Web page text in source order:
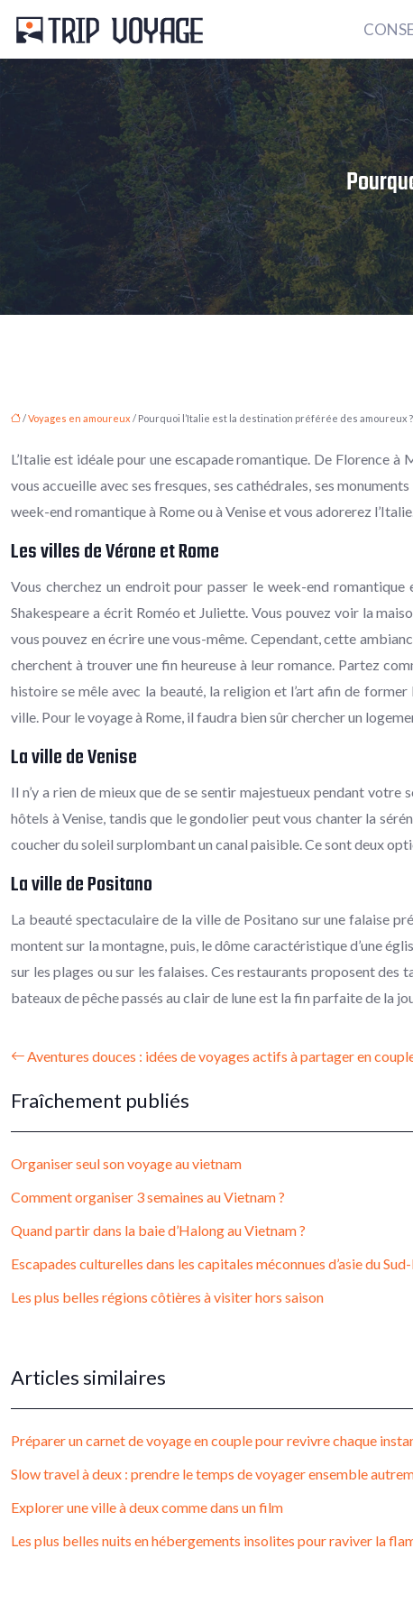
/Voyages en amoureux / Pourquoi l’Italie est la destination préférée des amoureux ?
L’Italie est idéale pour une escapade romantique. De Florence
vous accueille avec ses fresques, ses cathédrales, ses
week-end romantique à Rome ou à Venise et vous adorerez
Les villes de Vérone et Rome
Vous cherchez un endroit pour passer le week-end
Shakespeare a écrit Roméo et Juliette. Vous pouvez voir la
vous pouvez en écrire une vous-même. Cependant, cette
cherchent à trouver une fin heureuse à leur romance. Partez
histoire se mêle avec la beauté, la religion et l’art afin de
ville. Pour le voyage à Rome, il faudra bien sûr chercher un
La ville de Venise
Il n’y a rien de mieux que de se sentir majestueux pendant
hôtels à Venise, tandis que le gondolier peut vous chanter la
coucher du soleil surplombant un canal paisible. Ce sont deux
La ville de Positano
La beauté spectaculaire de la ville de Positano sur une falaise
montent sur la montagne, puis, le dôme caractéristique d’une
sur les plages ou sur les falaises. Ces restaurants proposent
bateaux de pêche passés au clair de lune est la fin parfaite de la
Aventures douces : idées de voyages actifs à partager en
Fraîchement publiés
Organiser seul son voyage au vietnam
Comment organiser 3 semaines au Vietnam ?
Quand partir dans la baie d’Halong au Vietnam ?
Escapades culturelles dans les capitales méconnues d’asie du
Les plus belles régions côtières à visiter hors saison
Articles similaires
Préparer un carnet de voyage en couple pour revivre chaque
Slow travel à deux : prendre le temps de voyager ensemble
Explorer une ville à deux comme dans un film
Les plus belles nuits en hébergements insolites pour raviver la